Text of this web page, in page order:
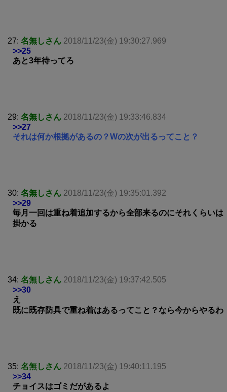
27: 名無しさん 2018/11/23(金) 19:30:27.969
>>25
あと3年待ってろ
29: 名無しさん 2018/11/23(金) 19:33:46.834
>>27
それは何か根拠があるの？Wの次が出るってこと？
30: 名無しさん 2018/11/23(金) 19:35:01.392
>>29
毎月一回は重ね着追加するから全部来るのにそれくらいは
掛かる
34: 名無しさん 2018/11/23(金) 19:37:42.505
>>30
え
既に既存防具で重ね着はあるってこと？なら今からやるわ
35: 名無しさん 2018/11/23(金) 19:40:11.195
>>34
チョイスはゴミだがあるよ